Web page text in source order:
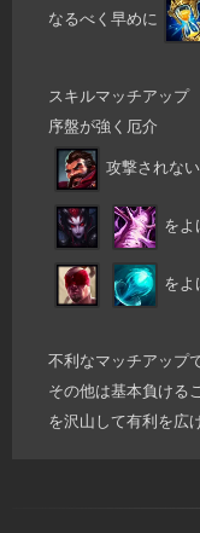
なるべく早めに
スキルマッチアップ
序盤が強く厄介
攻撃されな
をよ
をよ
不利なマッチアップ
その他は基本負ける
を沢山して有利を広